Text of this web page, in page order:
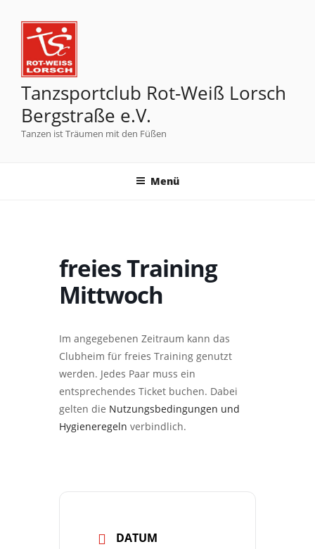
Tanzsportclub Rot-Weiß Lorsch
Bergstraße e.V.
Tanzen ist Träumen mit den Füßen
Menü
freies Training
Mittwoch
Im angegebenen Zeitraum kann das
Clubheim für freies Training genutzt
werden. Jedes Paar muss ein
entsprechendes Ticket buchen. Dabei
gelten die Nutzungsbedingungen und
Hygieneregeln verbindlich.
DATUM